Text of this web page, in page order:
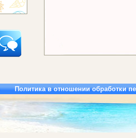
Политика в отношении обработки